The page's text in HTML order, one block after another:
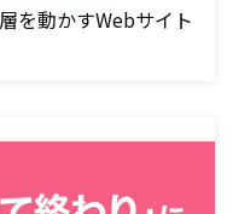
を動かすWebサイト